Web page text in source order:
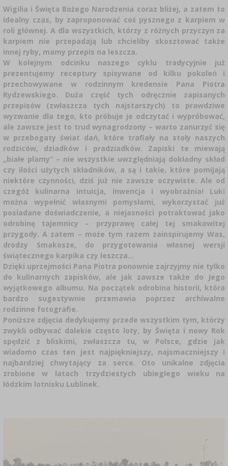
AROMATY DYMU WĘDZARNICZEGO
REGAŁY
AROMATYZACJA ›
LITERATURA
BADANIA WINA
ETYKIETY
Wigilia i Święta Bożego Narodzenia coraz bliżej, a zatem to
idealny czas, by zaproponować coś pysznego z karpiem w
roli głównej. A dla wszystkich, którzy z różnych przyczyn za
karpiem nie przepadają lub chcieliby skosztować także
innej ryby, mamy przepis na leszcza.
W kolejnym odcinku naszego cyklu tradycyjnie już
prezentujemy receptury spisywane od kilku pokoleń i
przechowywane w rodzinnym kredensie Pana Piotra
Rydzewskiego. Duża część tych odręcznie zapisanych
przepisów (zwłaszcza tych najstarszych) to prawdziwe
wyzwanie dla tego, kto próbuje je odczytać i wypróbować,
ale zawsze jest to trud wynagrodzony – warto zanurzyć się
w przebogaty świat dań, które trafiały na stoły naszych
rodziców, dziadków i pradziadków. Zapiski te miewają
„białe plamy” – nie wszystkie uwzględniają dokładny skład
czy ilości użytych składników, a są i takie, które pomijają
niektóre czynności, dziś już nie zawsze oczywiste. Ale od
czegóż kulinarna intuicja, inwencja i wyobraźnia! Luki
można wypełnić własnymi pomysłami, wykorzystać już
posiadane doświadczenie, a niejasności potraktować jako
odrobinę tajemnicy – przyprawę całej tej smakowitej
przygody. A zatem – może tym razem zainspirujemy Was,
drodzy Smakosze, do przygotowania własnej wersji
świątecznego karpika czy leszcza…
Dzięki uprzejmości Pana Piotra ponownie zajrzyjmy nie tylko
do kulinarnych zapisków, ale jak zawsze także do Jego
wyjątkowego albumu. Na początek odrobina historii, która
bardzo sugestywnie przemawia poprzez archiwalne
rodzinne fotografie.
Poniższe zdjęcia dedykujemy przede wszystkim tym, którzy
zwykli odbywać dalekie często loty, by Święta i nowy Rok
spędzić z bliskimi, zwłaszcza tu, w Polsce, gdzie jak
wiadomo czas ten jest najpiękniejszy, najsmaczniejszy i
najbardziej chwytający za serce. Oto unikalne zdjęcia
zrobione w latach trzydziestych ubiegłego wieku na
łódzkim lotnisku Lublinek.